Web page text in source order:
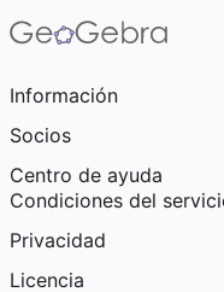
Información
Socios
Centro de ayuda
Condiciones del
Privacidad
Licencia